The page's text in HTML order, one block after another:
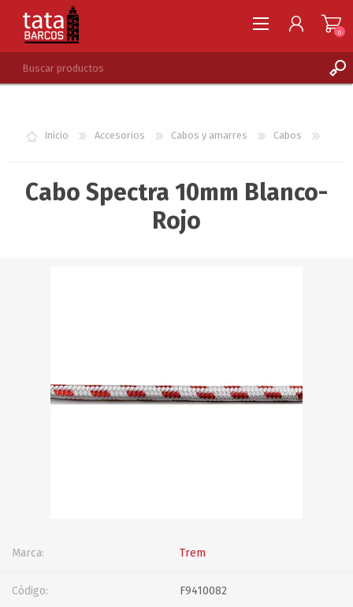
LISTA DE DESEOS
0
Inicio Accesorios Cabos y amarres Cabos
Cabo Spectra 10mm Blanco-
Rojo
Marca: Trem
Código: F9410082